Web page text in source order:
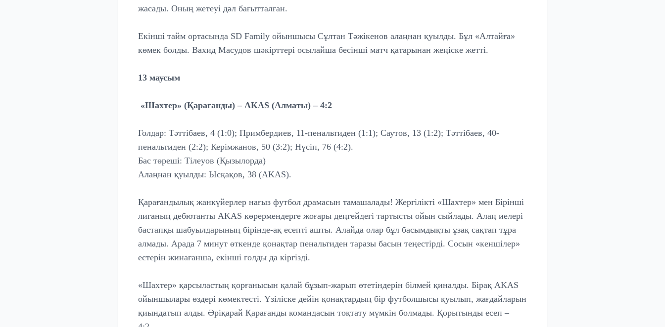
жасады. Оның жетеуі дәл бағытталған.
Екінші тайм ортасында SD Family ойыншысы Сұлтан Тәжікенов алаңнан қуылды. Бұл «Алтайға»
көмек болды. Вахид Масудов шәкірттері осылайша бесінші матч қатарынан жеңіске жетті.
13 маусым
«Шахтер» (Қарағанды) – AKAS (Алматы) – 4:2
Голдар: Тәттібаев, 4 (1:0); Примбердиев, 11-пенальтиден (1:1); Саутов, 13 (1:2); Тәттібаев, 40-
пенальтиден (2:2); Керімжанов, 50 (3:2); Нүсіп, 76 (4:2).
Бас төреші: Тілеуов (Қызылорда)
Алаңнан қуылды: Ысқақов, 38 (AKAS).
Қарағандылық жанкүйерлер нағыз футбол драмасын тамашалады! Жергілікті «Шахтер» мен Бірінші
лиганың дебютанты AKAS көрермендерге жоғары деңгейдегі тартысты ойын сыйлады. Алаң иелері
бастапқы шабуылдарының бірінде-ақ есепті ашты. Алайда олар бұл басымдықты ұзақ сақтап тұра
алмады. Арада 7 минут өткенде қонақтар пенальтиден таразы басын теңестірді. Сосын «кеншілер»
естерін жинағанша, екінші голды да кіргізді.
«Шахтер» қарсыластың қорғанысын қалай бұзып-жарып өтетіндерін білмей қиналды. Бірақ AKAS
ойыншылары өздері көмектесті. Үзіліске дейін қонақтардың бір футболшысы қуылып, жағдайларын
қиындатып алды. Әріқарай Қарағанды командасын тоқтату мүмкін болмады. Қорытынды есеп –